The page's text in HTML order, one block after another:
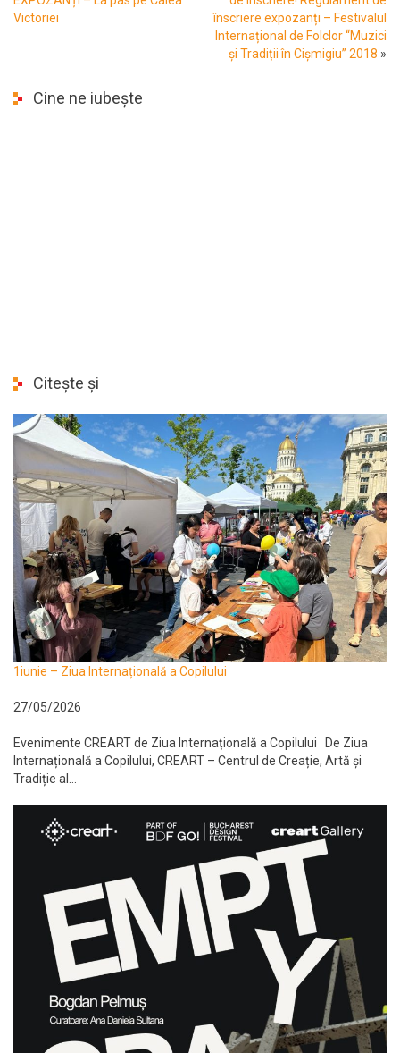
Victoriei
înscriere expozanți – Festivalul
Internațional de Folclor “Muzici
și Tradiții în Cișmigiu” 2018 »
Cine ne iubește
Citește și
1iunie – Ziua Internațională a Copilului
27/05/2026
Evenimente CREART de Ziua Internațională a Copilului De Ziua
Internațională a Copilului, CREART – Centrul de Creație, Artă și
Tradiție al...